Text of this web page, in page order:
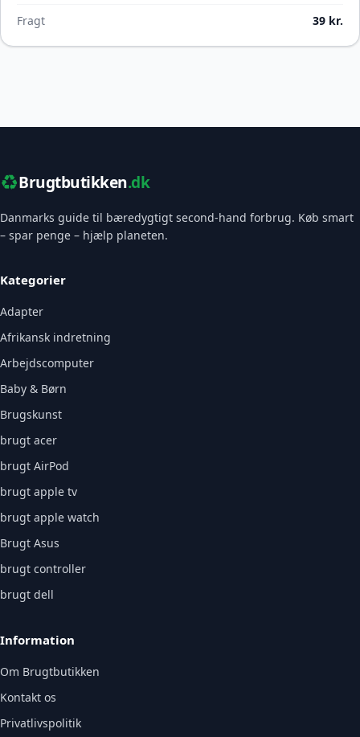
Fragt 39 kr.
♻️Brugtbutikken.dk
Danmarks guide til bæredygtigt second-hand forbrug. Køb smart
– spar penge – hjælp planeten.
Kategorier
Adapter
Afrikansk indretning
Arbejdscomputer
Baby & Børn
Brugskunst
brugt acer
brugt AirPod
brugt apple tv
brugt apple watch
Brugt Asus
brugt controller
brugt dell
Information
Om Brugtbutikken
Kontakt os
Privatlivspolitik